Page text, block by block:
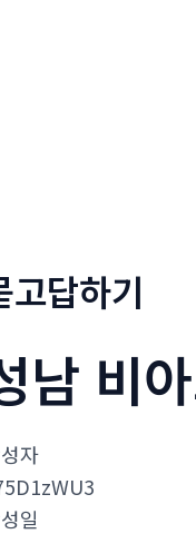
고답하기
남 비
자
일